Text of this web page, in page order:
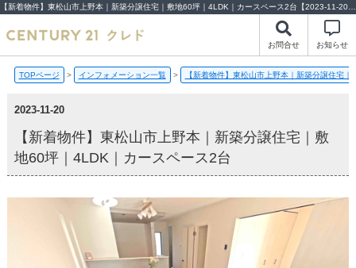
お問合せ お知らせ
TOPページ > インフォメーション一覧 > 【新着物件】東松山市上野本｜新築分譲住宅
2023-11-20
【新着物件】東松山市上野本｜新築分譲住宅｜敷
地60坪｜4LDK｜カースペース2台